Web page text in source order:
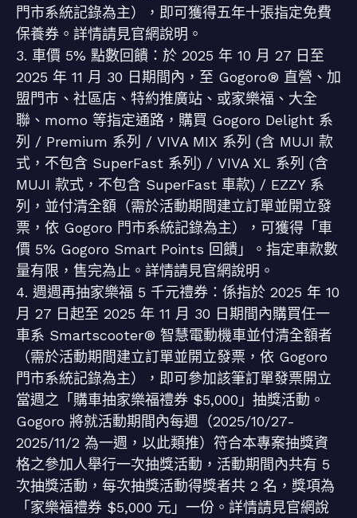
門市系統記錄為主），即可獲得五年十張指定免費
保養券。詳情請見官網說明。
3. 車價 5% 點數回饋：於 2025 年 10 月 27 日至
2025 年 11 月 30 日期間內，至 Gogoro® 直營、加
盟門市、社區店、特約推廣站、或家樂福、大全
聯、momo 等指定通路，購買 Gogoro Delight 系
列 / Premium 系列 / VIVA MIX 系列 (含 MUJI 款
式，不包含 SuperFast 系列) / VIVA XL 系列 (含
MUJI 款式，不包含 SuperFast 車款) / EZZY 系
列，並付清全額（需於活動期間建立訂單並開立發
票，依 Gogoro 門市系統記錄為主），可獲得「車
價 5% Gogoro Smart Points 回饋」。指定車款數
量有限，售完為止。詳情請見官網說明。
4. 週週再抽家樂福 5 千元禮券：係指於 2025 年 10
月 27 日起至 2025 年 11 月 30 日期間內購買任一
車系 Smartscooter® 智慧電動機車並付清全額者
（需於活動期間建立訂單並開立發票，依 Gogoro
門市系統記錄為主），即可參加該筆訂單發票開立
當週之「購車抽家樂福禮券 $5,000」抽獎活動。
Gogoro 將就活動期間內每週（2025/10/27-
2025/11/2 為一週，以此類推）符合本專案抽獎資
格之參加人舉行一次抽獎活動，活動期間內共有 5
次抽獎活動，每次抽獎活動得獎者共 2 名，獎項為
「家樂福禮券 $5,000 元」一份。詳情請見官網說